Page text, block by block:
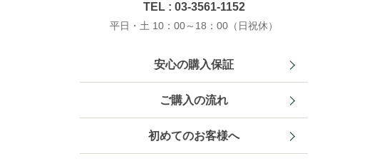
TEL : 03-3561-1152
平日・土 10：00～18：00（日祝休）
安心の購入保証
ご購入の流れ
初めてのお客様へ